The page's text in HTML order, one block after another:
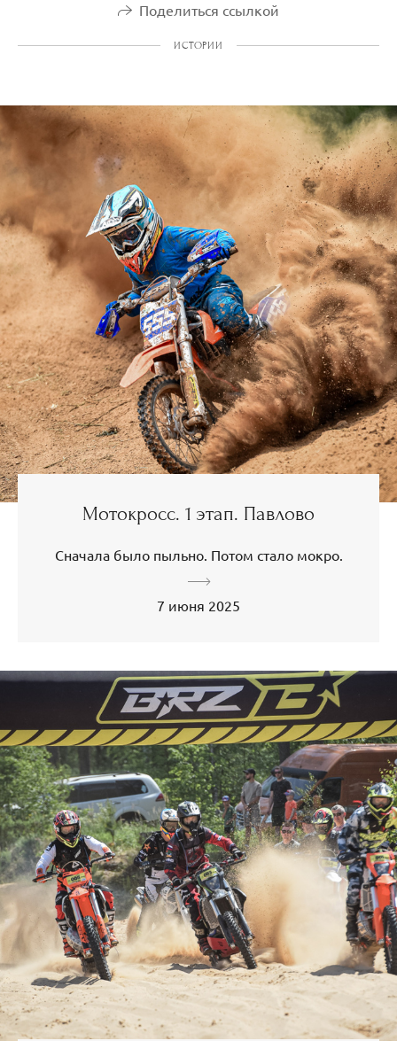
Поделиться ссылкой
ИСТОРИИ
Мотокросс. 1 этап. Павлово
Сначала было пыльно. Потом стало мокро.
7 июня 2025